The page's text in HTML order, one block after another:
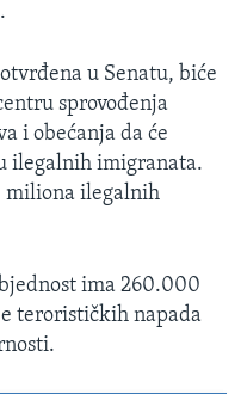
u Senatu, biće
sprovođenja
i obećanja da će
ilegalnih imigranata.
miliona ilegalnih
ima 260.000
terorističkih napada